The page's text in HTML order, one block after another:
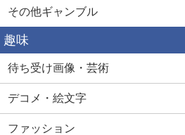
その他ギャンブル
趣味
待ち受け画像・芸術
デコメ・絵文字
ファッション